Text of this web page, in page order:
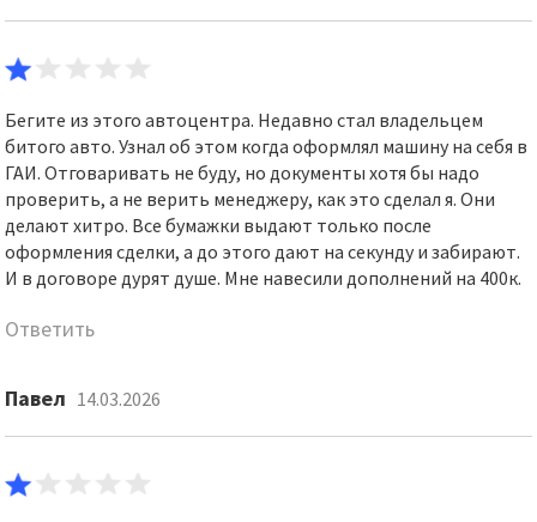
Бегите из этого автоцентра. Недавно стал владельцем
битого авто. Узнал об этом когда оформлял машину на себя в
ГАИ. Отговаривать не буду, но документы хотя бы надо
проверить, а не верить менеджеру, как это сделал я. Они
делают хитро. Все бумажки выдают только после
оформления сделки, а до этого дают на секунду и забирают.
И в договоре дурят душе. Мне навесили дополнений на 400к.
Ответить
Павел 14.03.2026